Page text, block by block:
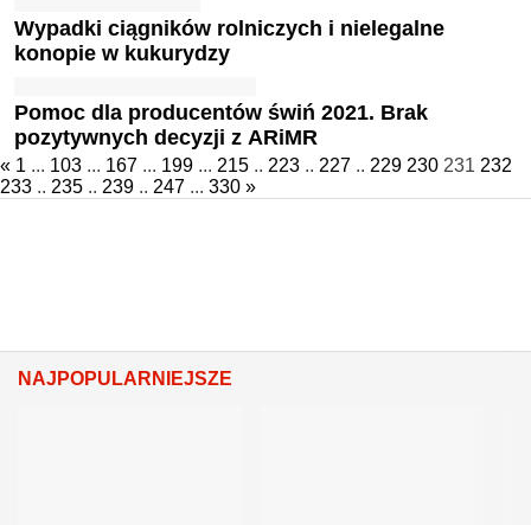
Wypadki ciągników rolniczych i nielegalne
konopie w kukurydzy
Pomoc dla producentów świń 2021. Brak
pozytywnych decyzji z ARiMR
« 1 ... 103 ... 167 ... 199 ... 215 .. 223 .. 227 .. 229 230 231 232
233 .. 235 .. 239 .. 247 ... 330 »
NAJPOPULARNIEJSZE